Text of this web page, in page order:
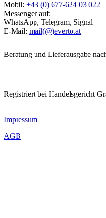
Mobil: +43 (0) 677-624 03 022
Messenger auf:
WhatsApp, Telegram, Signal
E-Mail: mail(@)everto.at
Beratung und Lieferausgabe
Registriert bei Handelsgericht
Impressum
AGB